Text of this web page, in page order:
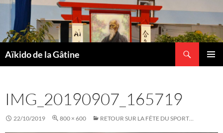
Aïkido de la Gâtine
IMG_20190907_165719
22/10/2019 800 × 600 RETOUR SUR LA FÊTE DU SPORT…